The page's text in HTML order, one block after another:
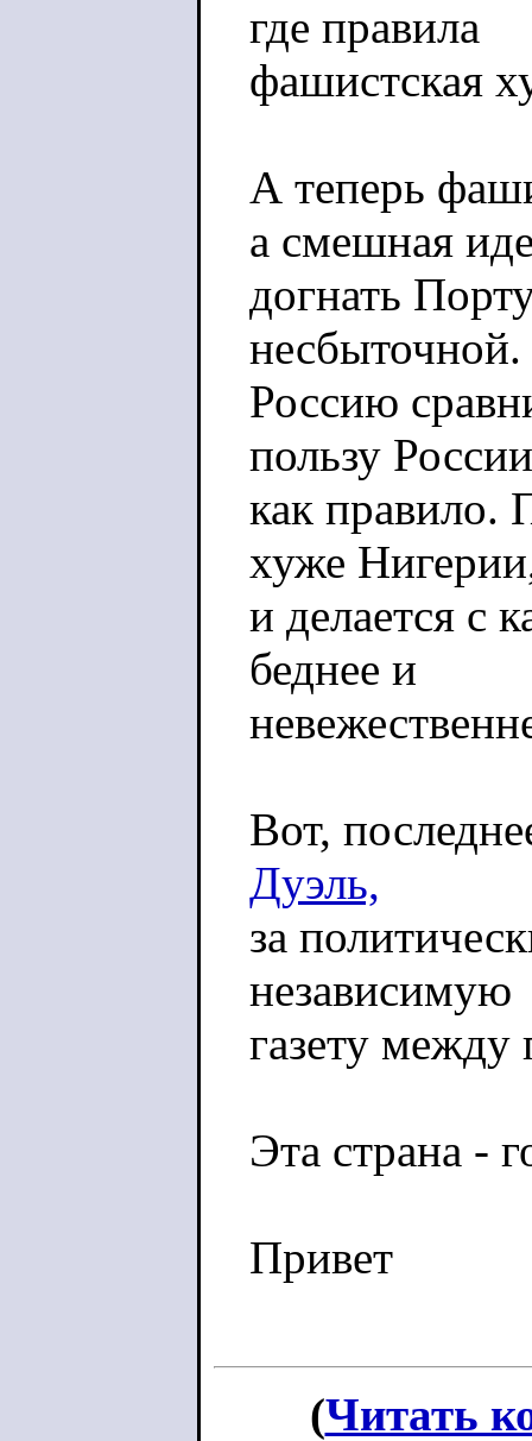
где правила
фашистская
А теперь
а смешная
догнать
Россию
пользу
как правило.
хуже
и делается с
беднее и
Вот,
Дуэль,
за
независимую
газету
Эта страна -
Привет
(Читать